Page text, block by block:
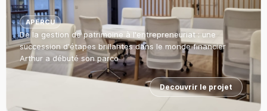
APERCU
De la gestion de patrimoine à l'entrepreneuriat : une
succession d'étapes brillantes dans le monde financier
Arthur a débuté son parco
Decouvrir le projet